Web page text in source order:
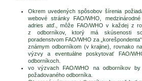
Okrem uvedených spôsobov šírenia
webové stránky FAO/WHO,
adries atď., môže FAO/WHO v každej z
z odborníkov, ktorý má skúsenosti
poradenstvom FAO/WHO za
známym odborníkom (v krajine), rovnako
výzvy a eventuálne poskytovať FAO/
odborníkoch.
vo výzvach FAO/WHO na odborníkov
požadovaného odborníka.